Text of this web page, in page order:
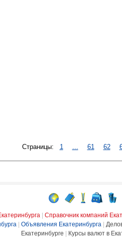
Страницы: 1 ... 61 62
Справочник компаний
Объявления Екатеринбурга
Екатеринбурге
Курсы валют в